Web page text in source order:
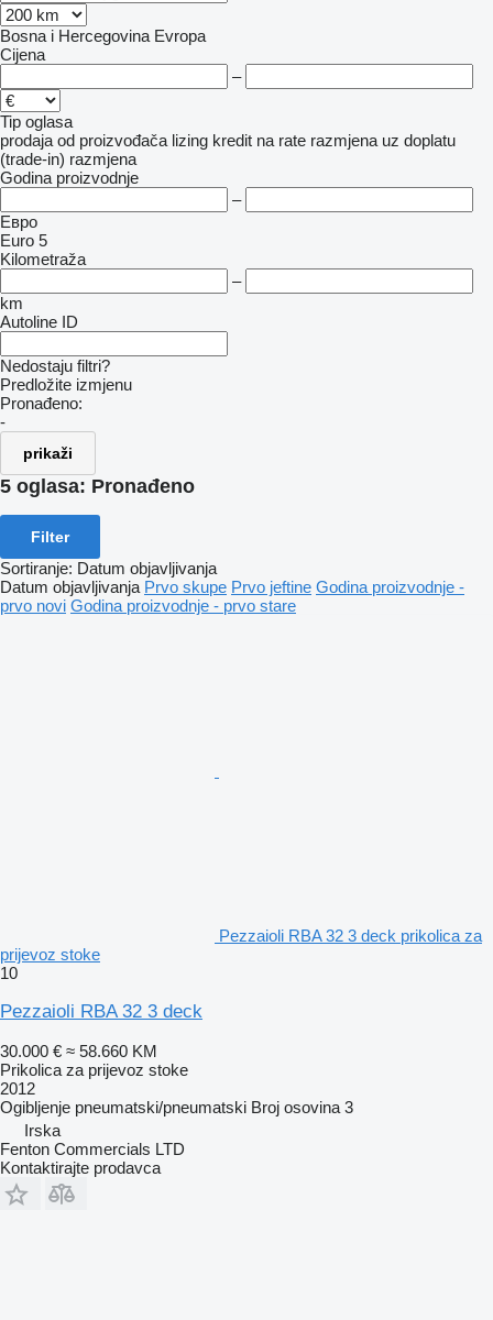
Bosna i Hercegovina Evropa
Cijena
–
Tip oglasa
prodaja od proizvođača lizing kredit na rate razmjena uz doplatu
(trade-in) razmjena
Godina proizvodnje
–
Евро
Euro 5
Kilometraža
–
km
Autoline ID
Nedostaju filtri?
Predložite izmjenu
Pronađeno:
-
prikaži
5 oglasa: Pronađeno
Filter
Sortiranje: Datum objavljivanja
Datum objavljivanja Prvo skupe Prvo jeftine Godina proizvodnje -
prvo novi Godina proizvodnje - prvo stare
Pezzaioli RBA 32 3 deck prikolica za
prijevoz stoke
10
Pezzaioli RBA 32 3 deck
30.000 € ≈ 58.660 KM
Prikolica za prijevoz stoke
2012
Ogibljenje pneumatski/pneumatski Broj osovina 3
Irska
Fenton Commercials LTD
Kontaktirajte prodavca